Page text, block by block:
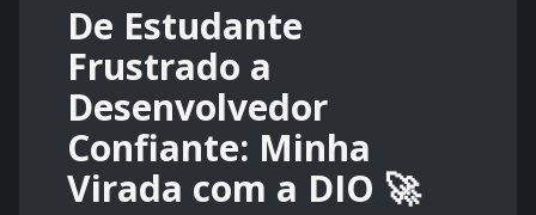
De Estudante
Frustrado a
Desenvolvedor
Confiante: Minha
Virada com a DIO 🚀